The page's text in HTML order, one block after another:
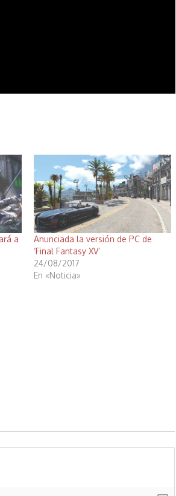
a
Anunciada la versión de PC de
‘Final Fantasy XV’
24/08/2017
En «Noticia»